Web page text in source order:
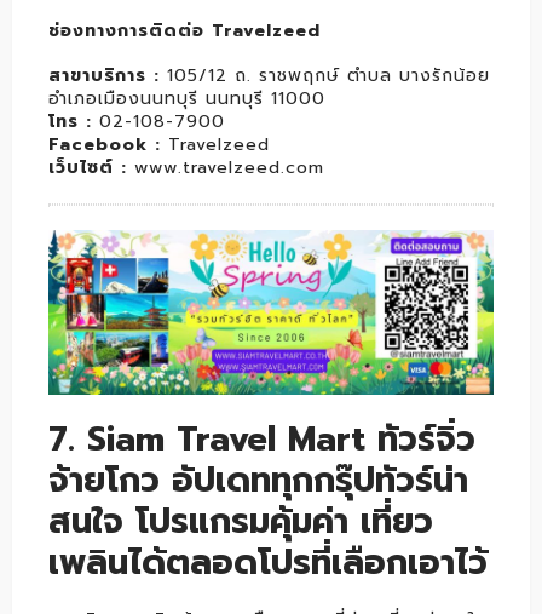
ช่องทางการติดต่อ Travelzeed
สาขาบริการ : 105/12 ถ. ราชพฤกษ์ ตำบล บางรักน้อย
อำเภอเมืองนนทบุรี นนทบุรี 11000
โทร : 02-108-7900
Facebook : Travelzeed
เว็บไซต์ : www.travelzeed.com
7. Siam Travel Mart ทัวร์จิ่ว
จ้ายโกว อัปเดททุกกรุ๊ปทัวร์น่า
สนใจ โปรแกรมคุ้มค่า เที่ยว
เพลินได้ตลอดโปรที่เลือกเอาไว้